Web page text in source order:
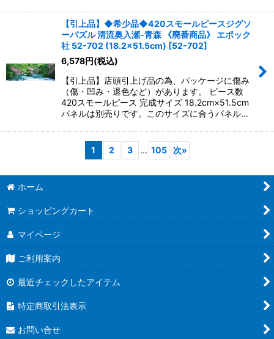
【引上品】◆希少品◆420スモールピースジグソ
ーパズル 清流奥入瀬-青森 《廃番商品》 エポック
社 52-702 (18.2×51.5cm) [52-702]
6,578円(税込)
【引上品】店頭引上げ品の為、パッケージに傷み
（傷・凹み・退色など）があります。 ピース数
420スモールピース 完成サイズ 18.2cm×51.5cm
パネルは別売りです。このサイズに合うパネル…
1 2 3 ... 105 次»
ホーム
ショッピングカート
マイページ
ご利用案内
最近チェックしたアイテム
特定商取引法表示
お問い合せ